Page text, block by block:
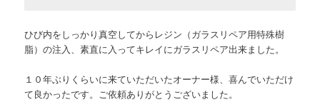
ひび内をしっかり真空してからレジン（ガラスリペア用特殊樹
脂）の注入、素直に入ってキレイにガラスリペア出来ました。
１０年ぶりくらいに来ていただいたオーナー様、喜んでいただけ
て良かったです。ご依頼ありがとうございました。